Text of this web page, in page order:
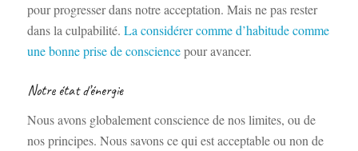
pour progresser dans notre acceptation. Mais ne pas rester
dans la culpabilité. La considérer comme d’habitude comme
une bonne prise de consciencepour avancer.
Notre état d’énergie
Nous avons globalement conscience de nos limites, ou de
nos principes. Nous savons ce qui est acceptable ou non de